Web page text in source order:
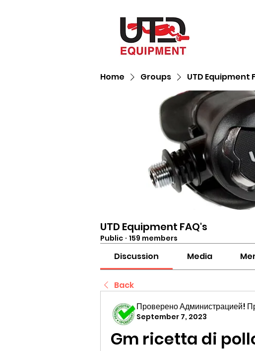
Home Groups UTD Equipment
UTD Equipment FAQ's
Public · 159 members
Discussion Media
Back
Проверено Администрацией!
September 7, 2023
Gm ricetta di